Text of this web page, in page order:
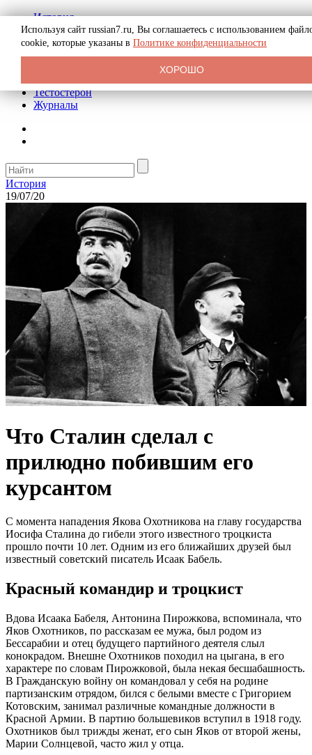
История
Биография
Криминал
Реклама на сайте
Тестостерон
Журналы
История
19/07/20
Что Сталин сделал с
прилюдно побившим его
курсантом
С момента нападения Якова Охотникова на главу государства
Иосифа Сталина до гибели этого известного троцкиста
прошло почти 10 лет. Одним из его ближайших друзей был
известный советский писатель Исаак Бабель.
Красный командир и троцкист
Вдова Исаака Бабеля, Антонина Пирожкова, вспоминала, что
Яков Охотников, по рассказам ее мужа, был родом из
Бессарабии и отец будущего партийного деятеля слыл
конокрадом. Внешне Охотников походил на цыгана, в его
характере по словам Пирожковой, была некая бесшабашность.
В Гражданскую войну он командовал у себя на родине
партизанским отрядом, бился с белыми вместе с Григорием
Котовским, занимал различные командные должности в
Красной Армии. В партию большевиков вступил в 1918 году.
Охотников был трижды женат, его сын Яков от второй жены,
Марии Солнцевой, часто жил у отца.
Используя сайт russian7.ru, Вы соглашаетесь с использованием
cookie, которые указаны в Политике конфиденциальности
ХОРОШО